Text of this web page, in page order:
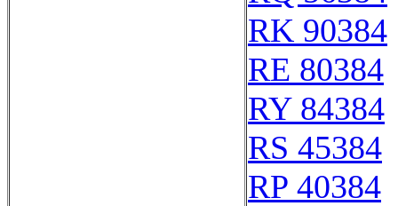
RK 90384
RE 80384
RY 84384
RS 45384
RP 40384